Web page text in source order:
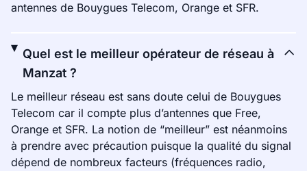
antennes de Bouygues Telecom, Orange et SFR.
Quel est le meilleur opérateur de réseau à
Manzat ?
Le meilleur réseau est sans doute celui de Bouygues
Telecom car il compte plus d’antennes que Free,
Orange et SFR. La notion de “meilleur” est néanmoins
à prendre avec précaution puisque la qualité du signal
dépend de nombreux facteurs (fréquences radio,